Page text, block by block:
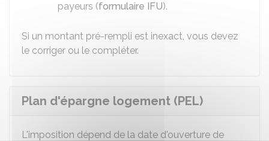
payeurs (formulaire IFU).
Si un montant pré-rempli est inexact, vous devez
le corriger ou le compléter.
Plan d'épargne logement (PEL)
L'imposition dépend de la date d'ouverture de